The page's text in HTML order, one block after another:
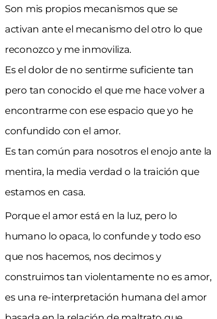
Son mis propios mecanismos que se
activan ante el mecanismo del otro lo que
reconozco y me inmoviliza.
Es el dolor de no sentirme suficiente tan
pero tan conocido el que me hace volver a
encontrarme con ese espacio que yo he
confundido con el amor.
Es tan común para nosotros el enojo ante la
mentira, la media verdad o la traición que
estamos en casa.
Porque el amor está en la luz, pero lo
humano lo opaca, lo confunde y todo eso
que nos hacemos, nos decimos y
construimos tan violentamente no es amor,
es una re-interpretación humana del amor